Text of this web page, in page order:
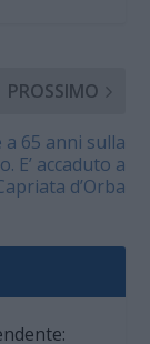
PROSSIMO
a 65 anni sulla
E’ accaduto a
d’Orba